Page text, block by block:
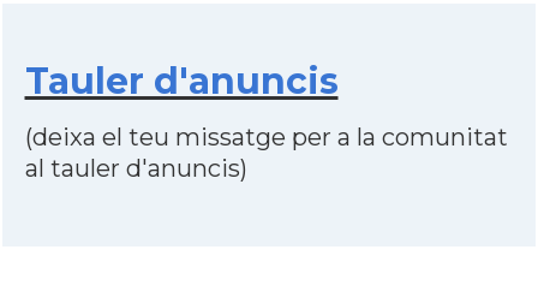
Tauler d'anuncis
(deixa el teu missatge per a la comunitat
al tauler d'anuncis)